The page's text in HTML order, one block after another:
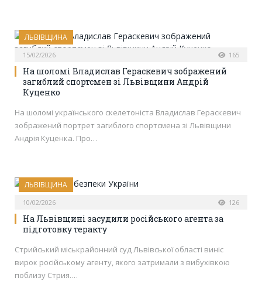
ЛЬВІВЩИНА
15/02/2026 165
На шоломі Владислав Гераскевич зображений
загиблий спортсмен зі Львівщини Андрій
Куценко
На шоломі українського скелетоніста Владислав Гераскевич
зображений портрет загиблого спортсмена зі Львівщини
Андрія Куценка. Про…
ЛЬВІВЩИНА
10/02/2026 126
На Львівщині засудили російського агента за
підготовку теракту
Стрийський міськрайонний суд Львівської області виніс
вирок російському агенту, якого затримали з вибухівкою
поблизу Стрия.…